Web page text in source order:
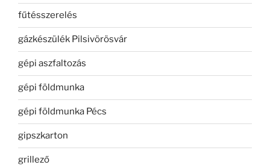
fűtésszerelés
gázkészülék Pilsivörösvár
gépi aszfaltozás
gépi földmunka
gépi földmunka Pécs
gipszkarton
grillező